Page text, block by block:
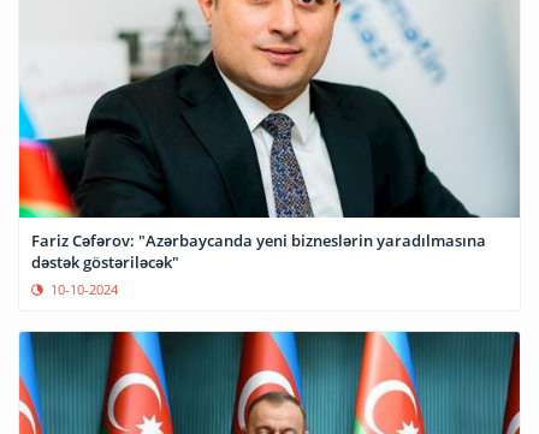
Fariz Cəfərov: "Azərbaycanda yeni bizneslərin yaradılmasına
dəstək göstəriləcək"
10-10-2024